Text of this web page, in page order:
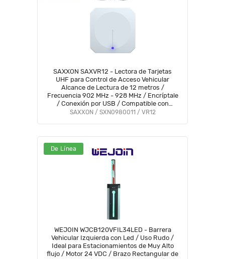
SAXXON SAXVR12 - Lectora de Tarjetas
UHF para Control de Acceso Vehicular
Alcance de Lectura de 12 metros /
Frecuencia 902 MHz - 928 MHz / Encríptale
/ Conexión por USB / Compatible con
Enrolador FC06 #SXN01
SAXXON / SXN0980011 / VR12
De Línea
WEJOIN WJCB120VFIL34LED - Barrera
Vehicular Izquierda con Led / Uso Rudo /
Ideal para Estacionamientos de Muy Alto
flujo / Motor 24 VDC / Brazo Rectangular de